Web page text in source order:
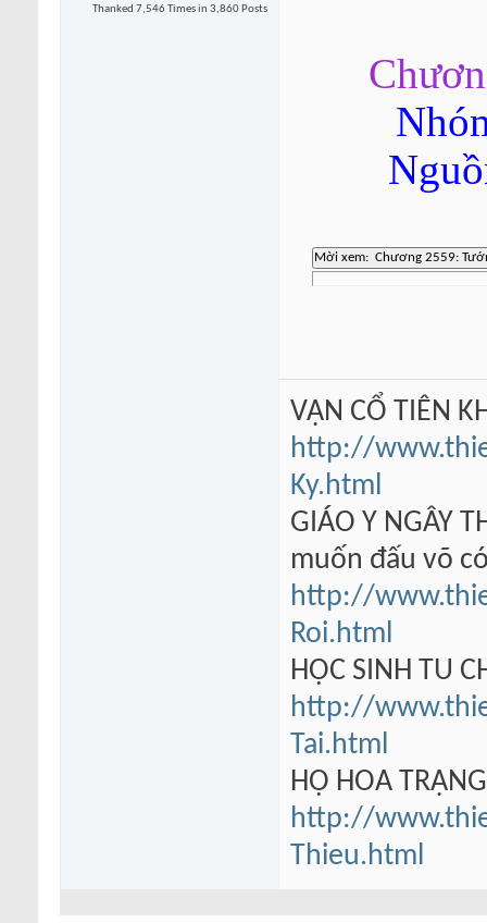
Thanked 7,546 Times in 3,860 Posts
VẠN CỔ TIÊN
http://
Ky.html
GIÁO Y NGÂY
muốn đấu võ
http://
Roi.html
HỌC SINH TU
http://
Tai.html
HỘ HOA
http://
Thieu.html